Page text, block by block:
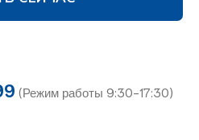
(Режим работы 9:30-17:30)